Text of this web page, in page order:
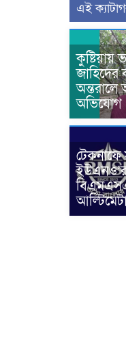
এই
কুষ্টিয়ায়
অভিযোগ
টেকনাফে